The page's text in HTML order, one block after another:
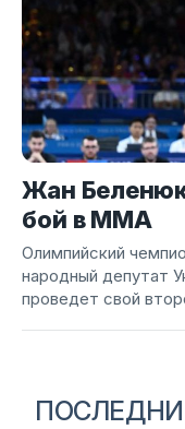
Жан
бой в ММА
Олимпийский
народный депутат
проведет свой